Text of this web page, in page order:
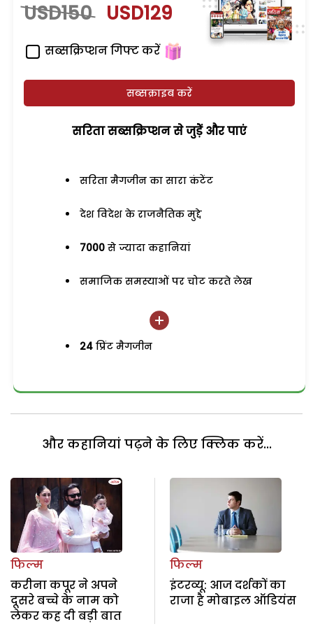
USD150 USD129
सब्सक्रिप्शन गिफ्ट करें
सब्सक्राइब करें
सरिता सब्सक्रिप्शन से जुड़ेें और पाएं
सरिता मैगजीन का सारा कंटेंट
देश विदेश के राजनैतिक मुद्दे
7000 से ज्यादा कहानियां
समाजिक समस्याओं पर चोट करते लेख
24 प्रिंट मैगजीन
और कहानियां पढ़ने के लिए क्लिक करें...
फिल्म
करीना कपूर ने अपने
दूसरे बच्चे के नाम को
लेकर कह दी बड़ी बात
फिल्म
इंटरव्यू: आज दर्शकों का
राजा है मोबाइल ऑडियंस